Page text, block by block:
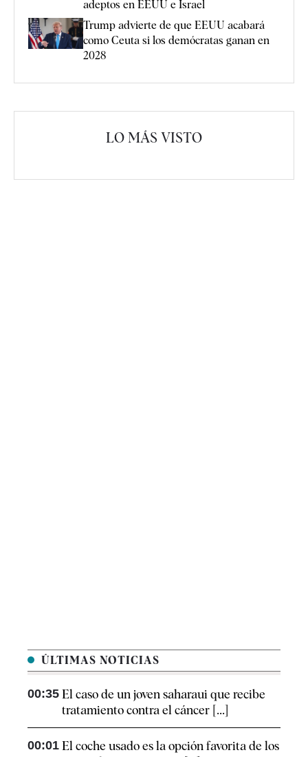
adeptos en EEUU e Israel
Trump advierte de que EEUU acabará
como Ceuta si los demócratas ganan en
2028
LO MÁS VISTO
ÚLTIMAS NOTICIAS
00:35 El caso de un joven saharaui que recibe
tratamiento contra el cáncer [...]
00:01 El coche usado es la opción favorita de los